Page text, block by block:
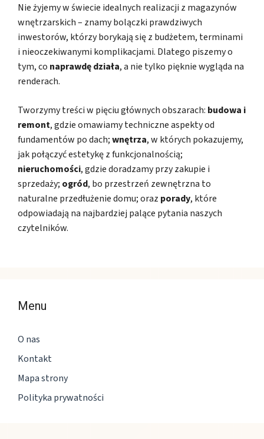
Nie żyjemy w świecie idealnych realizacji z magazynów
wnętrzarskich – znamy bolączki prawdziwych
inwestorów, którzy borykają się z budżetem, terminami
i nieoczekiwanymi komplikacjami. Dlatego piszemy o
tym, co naprawdę działa, a nie tylko pięknie wygląda na
renderach.
Tworzymy treści w pięciu głównych obszarach: budowa i
remont, gdzie omawiamy techniczne aspekty od
fundamentów po dach;wnętrza, w których pokazujemy,
jak połączyć estetykę z funkcjonalnością;
nieruchomości, gdzie doradzamy przy zakupie i
sprzedaży; ogród, bo przestrzeń zewnętrzna to
naturalne przedłużenie domu; oraz porady, które
odpowiadają na najbardziej palące pytania naszych
czytelników.
Menu
O nas
Kontakt
Mapa strony
Polityka prywatności